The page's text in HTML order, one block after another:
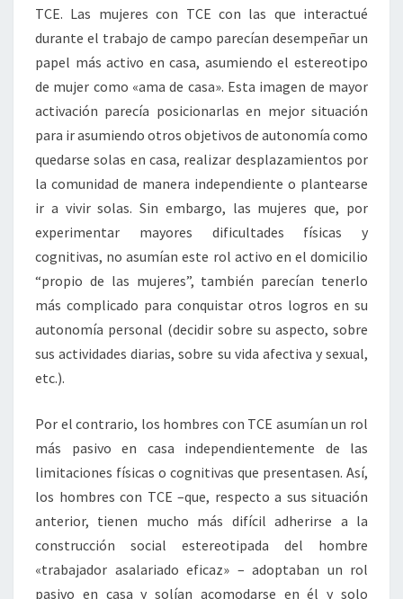
TCE. Las mujeres con TCE con las que interactué
durante el trabajo de campo parecían desempeñar un
papel más activo en casa, asumiendo el estereotipo
de mujer como «ama de casa». Esta imagen de mayor
activación parecía posicionarlas en mejor situación
para ir asumiendo otros objetivos de autonomía como
quedarse solas en casa, realizar desplazamientos por
la comunidad de manera independiente o plantearse
ir a vivir solas. Sin embargo, las mujeres que, por
experimentar mayores dificultades físicas y
cognitivas, no asumían este rol activo en el domicilio
“propio de las mujeres”, también parecían tenerlo
más complicado para conquistar otros logros en su
autonomía personal (decidir sobre su aspecto, sobre
sus actividades diarias, sobre su vida afectiva y sexual,
etc.).
Por el contrario, los hombres con TCE asumían un rol
más pasivo en casa independientemente de las
limitaciones físicas o cognitivas que presentasen. Así,
los hombres con TCE –que, respecto a sus situación
anterior, tienen mucho más difícil adherirse a la
construcción social estereotipada del hombre
«trabajador asalariado eficaz» – adoptaban un rol
pasivo en casa y solían acomodarse en él y solo